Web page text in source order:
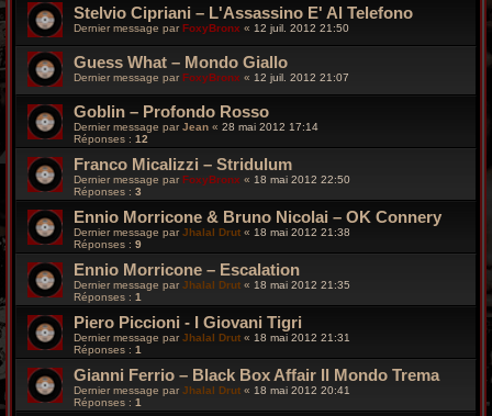
Stelvio Cipriani – L'Assassino E' Al Telefono
Dernier message parFoxyBronx « 12 juil. 2012 21:50
Guess What – Mondo Giallo
Dernier message par FoxyBronx « 12 juil. 2012 21:07
Goblin – Profondo Rosso
Dernier message parJean « 28 mai 2012 17:14
Réponses : 12
Franco Micalizzi – Stridulum
Dernier message par FoxyBronx « 18 mai 2012 22:50
Réponses : 3
Ennio Morricone & Bruno Nicolai – OK Connery
Dernier message parJhalal Drut « 18 mai 2012 21:38
Réponses : 9
Ennio Morricone – Escalation
Dernier message par Jhalal Drut « 18 mai 2012 21:35
Réponses : 1
Piero Piccioni - I Giovani Tigri
Dernier message parJhalal Drut « 18 mai 2012 21:31
Réponses : 1
Gianni Ferrio – Black Box Affair Il Mondo Trema
Dernier message par Jhalal Drut « 18 mai 2012 20:41
Réponses : 1